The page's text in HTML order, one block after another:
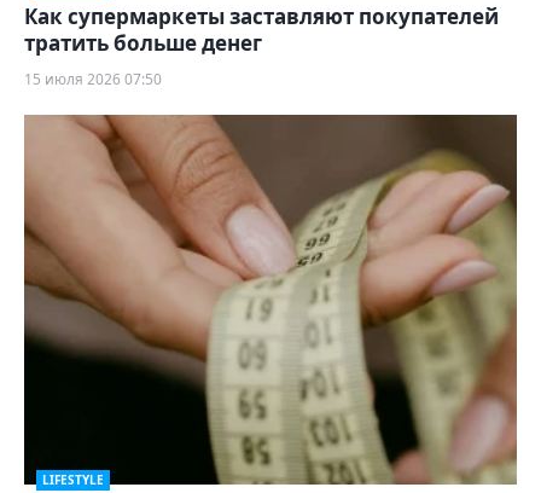
Как супермаркеты заставляют покупателей
тратить больше денег
15 июля 2026 07:50
LIFESTYLE